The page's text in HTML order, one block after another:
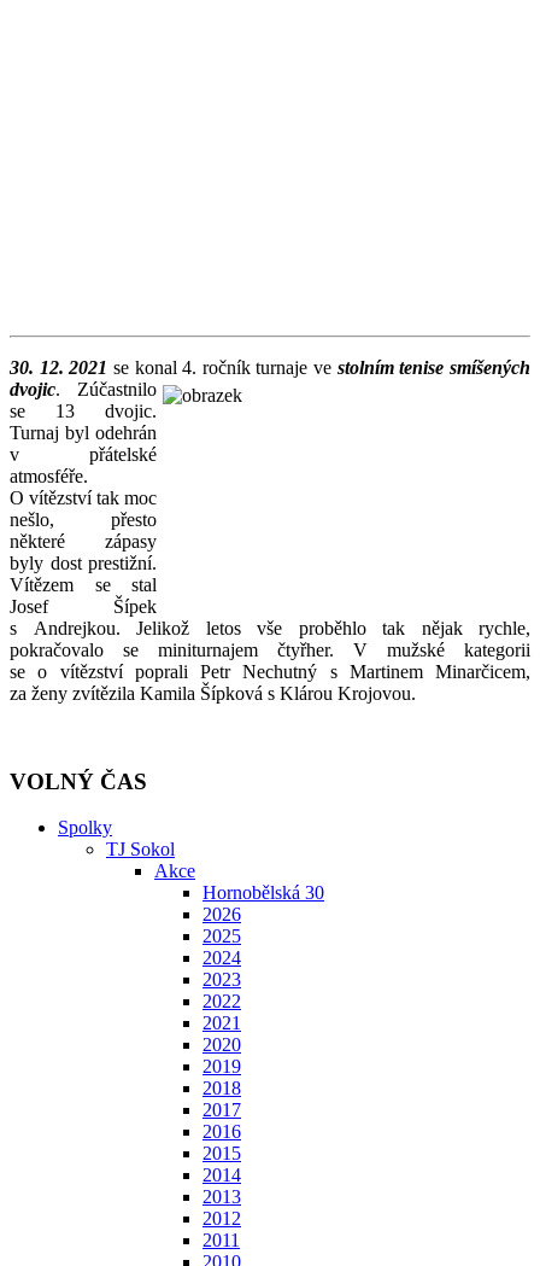
30. 12. 2021 se konal 4. ročník turnaje ve stolním tenise smíšených
dvojic. Zúčastnilo
se 13 dvojic.
Turnaj byl odehrán
v přátelské
atmosféře.
O vítězství tak moc
nešlo, přesto
některé zápasy
byly dost prestižní.
Vítězem se stal
Josef Šípek
s Andrejkou. Jelikož letos vše proběhlo tak nějak rychle,
pokračovalo se miniturnajem čtyřher. V mužské kategorii
se o vítězství poprali Petr Nechutný s Martinem Minarčicem,
za ženy zvítězila Kamila Šípková s Klárou Krojovou.
VOLNÝ ČAS
Spolky
TJ Sokol
Akce
Hornobělská 30
2026
2025
2024
2023
2022
2021
2020
2019
2018
2017
2016
2015
2014
2013
2012
2011